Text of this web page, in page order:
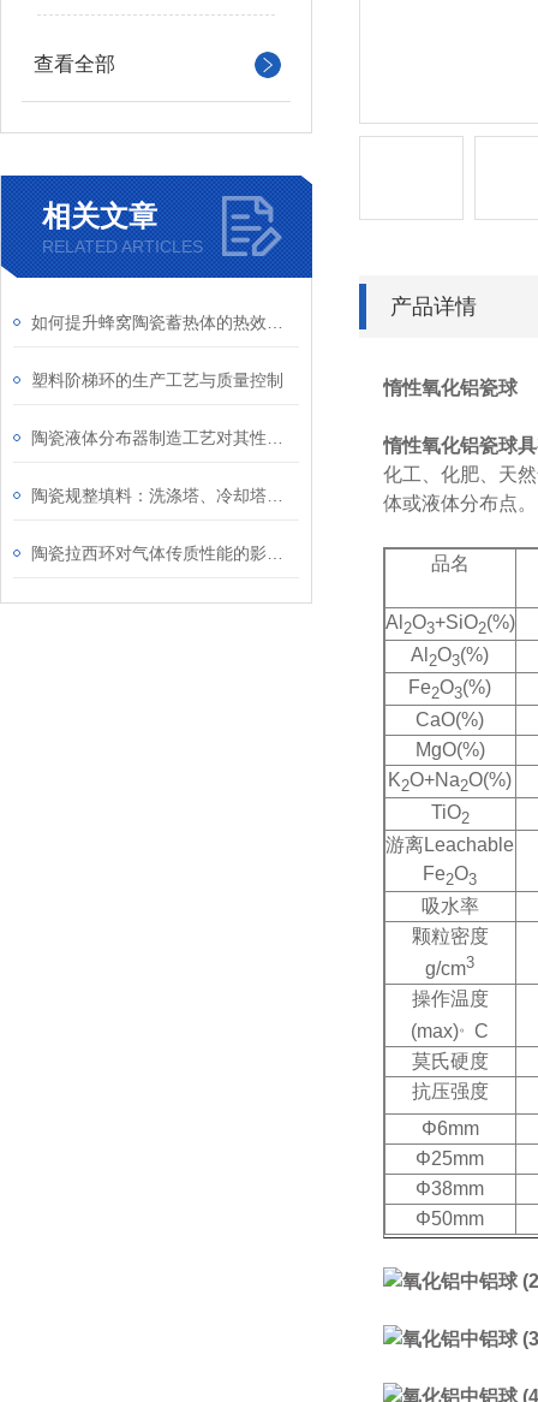
查看全部
相关文章
RELATED ARTICLES
塑料阶梯环的生产工艺与质量控制
产品详情
惰性氧化铝瓷球
惰性氧化铝瓷球
化工、化肥、天
体或液体分布点。
品名
Al 2O3+SiO2(%)
Al 2O3(%)
Fe2O3(%)
CaO(%)
MgO(%)
K2O+Na2O(%)
TiO2
游离Leachable
Fe2O3
吸水率
颗粒密度
g/cm3
操作温度
(max)。C
莫氏硬度
抗压强度
Φ6mm
Φ25mm
Φ38mm
Φ50mm